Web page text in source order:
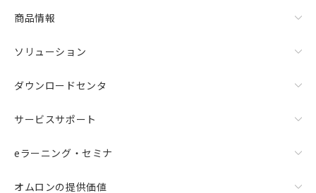
商品情報
ソリューション
ダウンロードセンタ
サービスサポート
eラーニング・セミナ
オムロンの提供価値